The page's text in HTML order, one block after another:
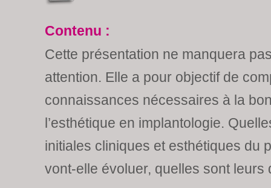
Contenu :
Cette présentation ne manquera
attention. Elle a pour objectif de
connaissances nécessaires à la
l’esthétique en implantologie.
initiales cliniques et esthétiques du
vont-elle évoluer, quelles sont leurs